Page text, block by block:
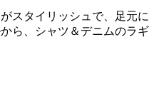
スタイリッシュで、足元
、シャツ＆デニムのラ